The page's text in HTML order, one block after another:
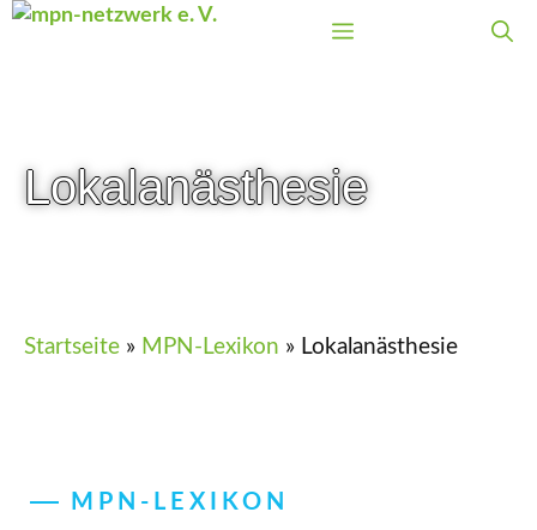
Zum
Menü
Lokalanästhesie
Startseite » MPN-Lexikon » Lokalanästhesie
MPN-LEXIKON